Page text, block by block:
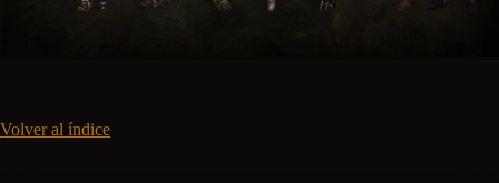
Volver al índice